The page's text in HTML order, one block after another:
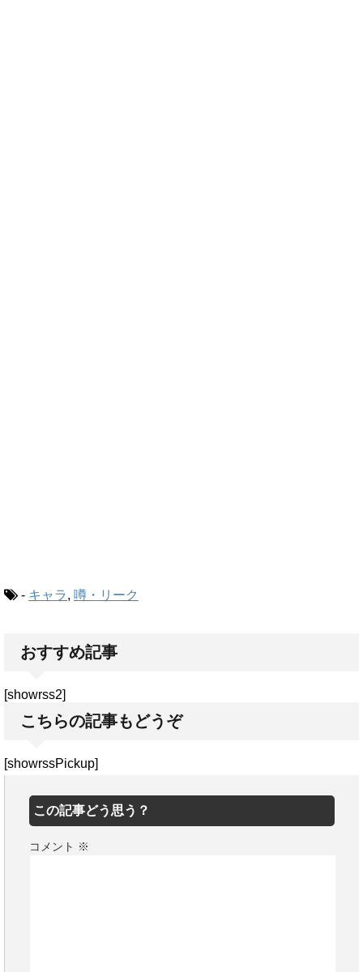
- キャラ, 噂・リーク
おすすめ記事
[showrss2]
こちらの記事もどうぞ
[showrssPickup]
この記事どう思う？
コメント ※